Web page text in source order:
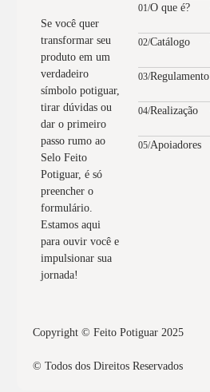
Se você quer
transformar seu
produto em um
verdadeiro
símbolo potiguar,
tirar dúvidas ou
dar o primeiro
passo rumo ao
Selo Feito
Potiguar, é só
preencher o
formulário.
Estamos aqui
para ouvir você e
impulsionar sua
jornada!
01/O que é?
02/Catálogo
03/Regulamento
04/Realização
05/Apoiadores
Copyright © Feito Potiguar 2025
© Todos dos Direitos Reservados